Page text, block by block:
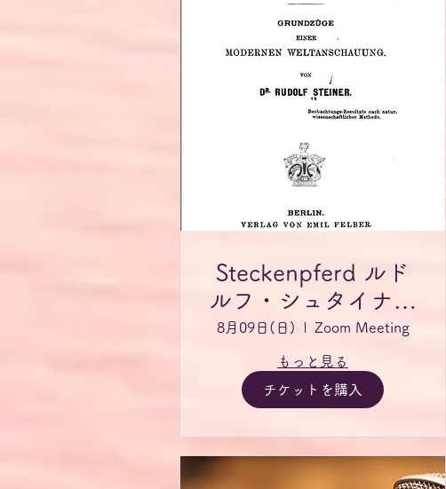
Steckenpferd ルド
ルフ・シュタイナー
読書会
8月09日(日) Zoom Meeting
もっと見る
チケットを購入